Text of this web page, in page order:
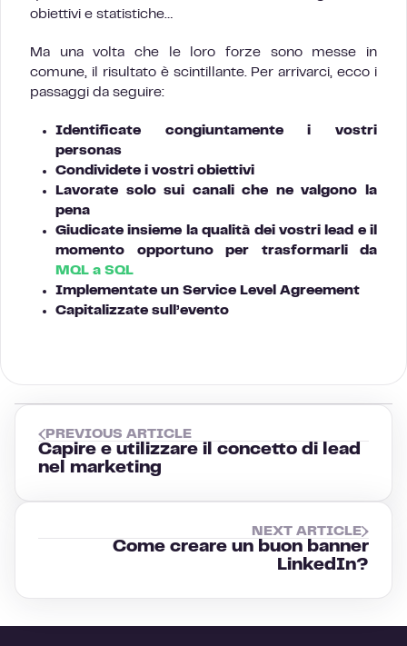
obiettivi e statistiche…
Ma una volta che le loro forze sono messe in
comune, il risultato è scintillante. Per arrivarci, ecco i
passaggi da seguire:
Identificate congiuntamente i vostri
personas
Condividete i vostri obiettivi
Lavorate solo sui canali che ne valgono la
pena
Giudicate insieme la qualità dei vostri lead e il
momento opportuno per trasformarli da
MQL a SQL
Implementate un Service Level Agreement
Capitalizzate sull’evento
PREVIOUS ARTICLE
Capire e utilizzare il concetto di lead
nel marketing
NEXT ARTICLE
Come creare un buon banner
LinkedIn?